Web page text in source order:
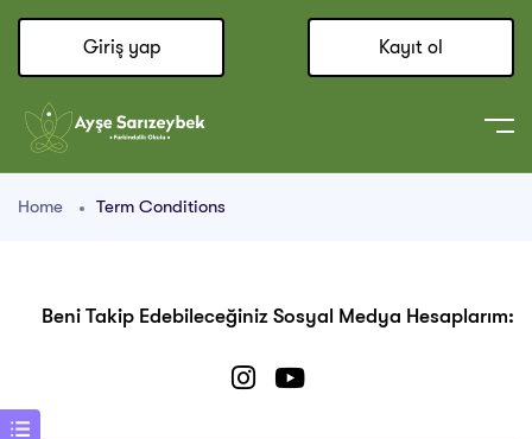
Giriş yap Kayıt ol
Home Term Conditions
Beni Takip Edebileceğiniz Sosyal Medya Hesaplarım: